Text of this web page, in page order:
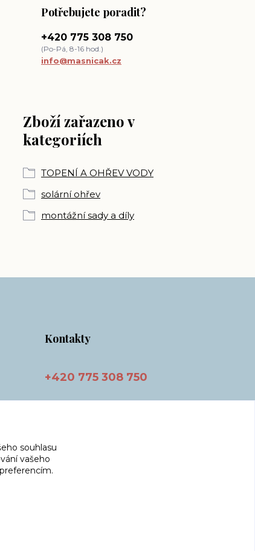
Zboží zařazeno v
kategoriích
TOPENÍ A OHŘEV VODY
solární ohřev
montážní sady a díly
Potřebujete poradit?
+420 775 308 750
(Po-Pá, 8-16 hod.)
info@masnicak.cz
Kontakty
+420 775 308 750
souhlasu
vašeho